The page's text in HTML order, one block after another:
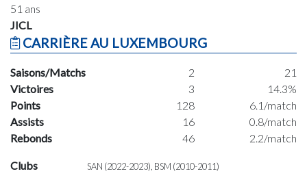
51 ans
JICL
CARRIÈRE AU LUXEMBOURG
Saisons/Matchs 2
21
Victoires
3
14.3%
Points
128
6.1/match
Assists
16
0.8/match
Rebonds
46 2.2/match
Clubs SAN (2022-2023), BSM (2010-2011)